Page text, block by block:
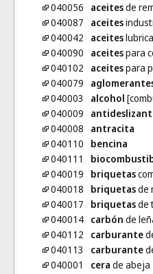
040056
aceitesde
040087
aceites
040042
aceites
040090
aceitespara
040102
aceitespara
040079
040003
alcohol
040009
040008
antracita
040110
bencina
040111
040019
briquetas
040018
briquetasde
040017
briquetasde
040014 carbón de
040112
carburante
040113
carburante
040001
cera de abeja